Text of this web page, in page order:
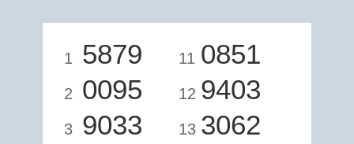
1 5879
2 0095
3 9033
11 0851
12 9403
13 3062